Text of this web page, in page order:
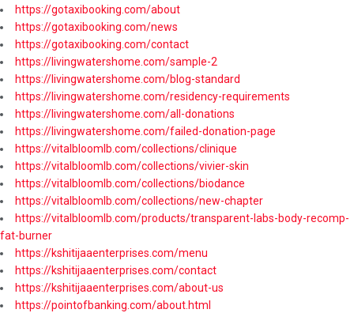
https://gotaxibooking.com/about
https://gotaxibooking.com/news
https://gotaxibooking.com/contact
https://livingwatershome.com/sample-2
https://livingwatershome.com/blog-standard
https://livingwatershome.com/residency-requirements
https://livingwatershome.com/all-donations
https://livingwatershome.com/failed-donation-page
https://vitalbloomlb.com/collections/clinique
https://vitalbloomlb.com/collections/vivier-skin
https://vitalbloomlb.com/collections/biodance
https://vitalbloomlb.com/collections/new-chapter
https://vitalbloomlb.com/products/transparent-labs-body-recomp-
fat-burner
https://kshitijaaenterprises.com/menu
https://kshitijaaenterprises.com/contact
https://kshitijaaenterprises.com/about-us
https://pointofbanking.com/about.html